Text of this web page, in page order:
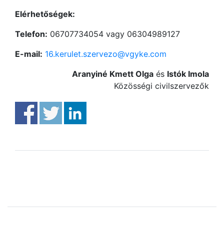
Elérhetőségek:
Telefon: 06707734054 vagy 06304989127
E-mail: 16.kerulet.szervezo@vgyke.com
Aranyiné Kmett Olga és Istók Imola
Közösségi civilszervezők